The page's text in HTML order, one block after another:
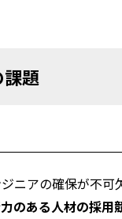
題
ニアの確保が不可
のある人材の採用